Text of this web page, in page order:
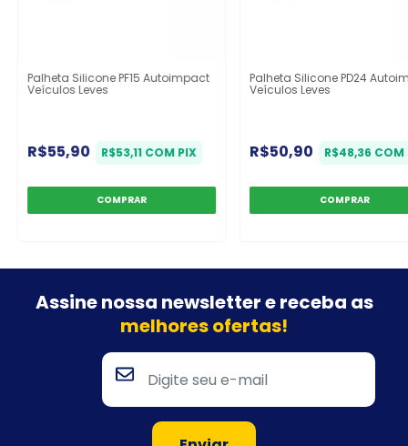
Palheta Silicone PF15 Autoimpact
Veículos Leves
R$55,90 R$53,11 COM PIX
Palheta Silicone PD24
Veículos Leves
R$50,90 R$48,36 COM
Assine nossa newsletter ereceba as
melhores ofertas!